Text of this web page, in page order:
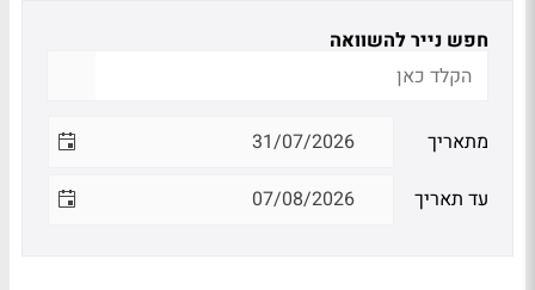
חפש נייר להשוואה
מתאריך
עד תאריך